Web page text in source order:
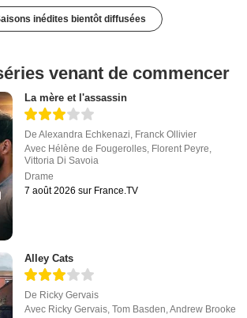
inédites bientôt diffusées
venant de commencer
La mère et l'assassin
DeAlexandra Echkenazi Franck Ollivier
Avec Hélène de Fougerolles Florent Peyre
Vittoria Di Savoia
Drame
7 août 2026 sur France.TV
Alley Cats
De Ricky Gervais
Avec Ricky Gervais,Tom Basden,Andrew Brooke